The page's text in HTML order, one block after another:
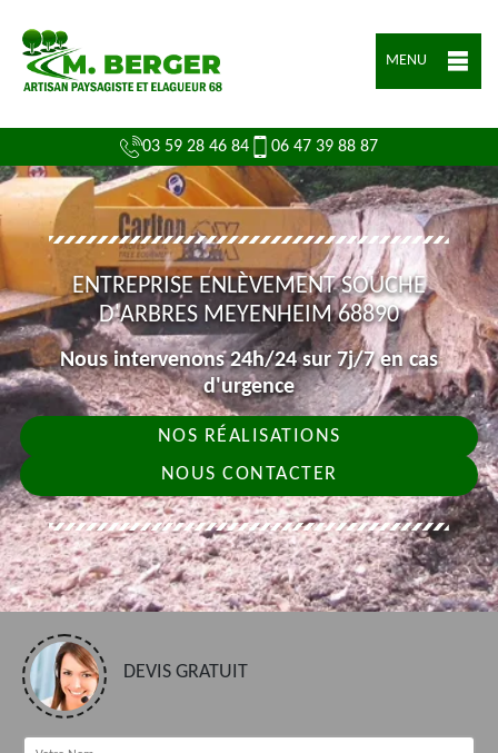
MENU
03 59 28 46 84 06 47 39 88 87
ENTREPRISE ENLÈVEMENT SOUCHE
D'ARBRES MEYENHEIM 68890
Nous intervenons 24h/24 sur 7j/7 en cas
d'urgence
NOS RÉALISATIONS
NOUS CONTACTER
DEVIS GRATUIT